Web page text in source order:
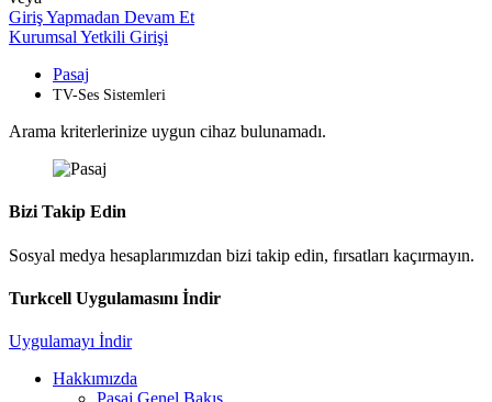
Giriş Yapmadan Devam Et
Kurumsal Yetkili Girişi
Pasaj
TV-Ses Sistemleri
Arama kriterlerinize uygun cihaz bulunamadı.
Bizi Takip Edin
Sosyal medya hesaplarımızdan bizi takip edin, fırsatları kaçırmayın.
Turkcell Uygulamasını İndir
Uygulamayı İndir
Hakkımızda
Pasaj Genel Bakış